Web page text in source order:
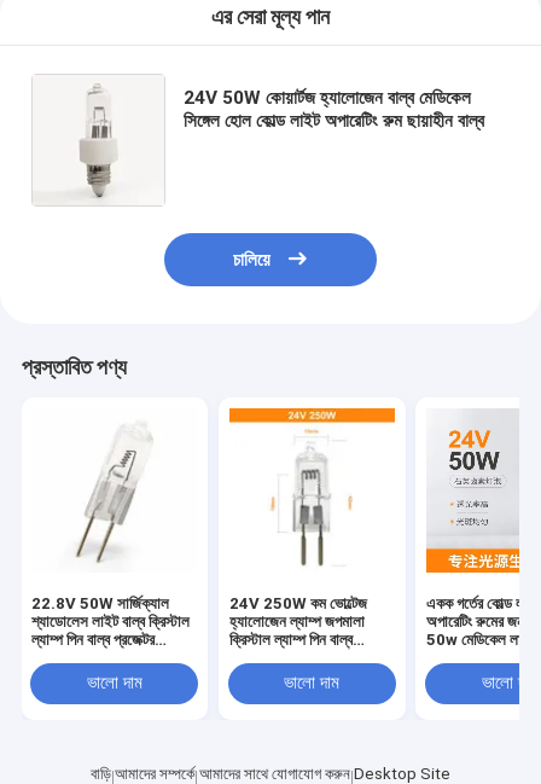
এর সেরা মূল্য পান
24V 50W কোয়ার্টজ হ্যালোজেন বাল্ব মেডিকেল
সিঙ্গেল হোল কোল্ড লাইট অপারেটিং রুম ছায়াহীন বাল্ব
চালিয়ে
প্রস্তাবিত পণ্য
22.8V 50W সার্জিক্যাল
শ্যাডোলেস লাইট বাল্ব ক্রিস্টাল
ল্যাম্প পিন বাল্ব প্রজেক্টর
ভালো দাম
24V 250W কম ভোল্টেজ
হ্যালোজেন ল্যাম্প জপমালা
ক্রিস্টাল ল্যাম্প পিন বাল্ব
ছায়াহীন হ্যালোজেন বাল্ব
ভালো দাম
একক গর্তের কোল্ড
অপারেটিং রুমের
50w মেডিকেল লাইট
ভালো দাম
বাড়ি আমাদের সম্পর্কে আমাদের সাথে যোগাযোগ করুন Desktop Site